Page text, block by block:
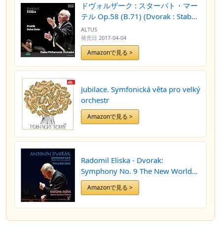
ドヴォルザーク : スターバト・マー
テル Op.58 (B.71) (Dvorak : Stabat
Mater / Radomil Eliska | Osaka
Philharmonic Orchestra) [2CD]
[Live Recording] [日本語帯・解説
付]
ALTUS
発売日 2017-04-04
Amazonで見る >
Jubilace. Symfonická věta pro velký
orchestr
Amazonで見る >
Radomil Eliska - Dvorak:
Symphony No. 9 The New World
[Japan CD] DQC-956 by Radomil
Eliska
Amazonで見る >